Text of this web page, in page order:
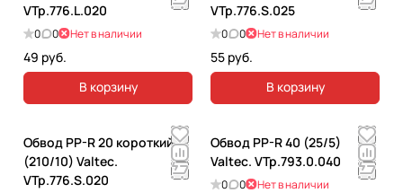
VTp.776.L.020
0 0 Нет в наличии
49 руб.
В корзину
VTp.776.S.025
0 0 Нет в наличии
55 руб.
В корзину
Обвод PP-R 20 короткий
(210/10) Valtec.
VTp.776.S.020
Обвод PP-R 40 (25/5)
Valtec. VTp.793.0.040
0 0 Нет в наличии